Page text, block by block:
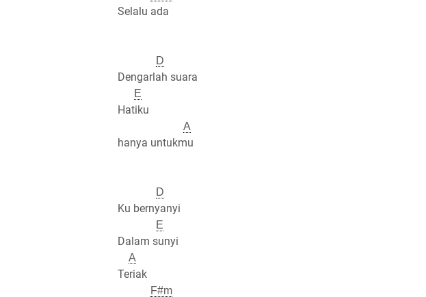
Selalu ada
D
Dengarlah suara
E
Hatiku
A
hanya untukmu
D
Ku bernyanyi
E
Dalam sunyi
A
Teriak
F#m